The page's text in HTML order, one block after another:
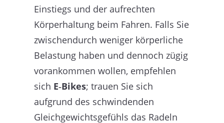
Einstiegs und der aufrechten
Körperhaltung beim Fahren. Falls Sie
zwischendurch weniger körperliche
Belastung haben und dennoch zügig
vorankommen wollen, empfehlen
sich E‑Bikes; trauen Sie sich
aufgrund des schwindenden
Gleichgewichtsgefühls das Radeln